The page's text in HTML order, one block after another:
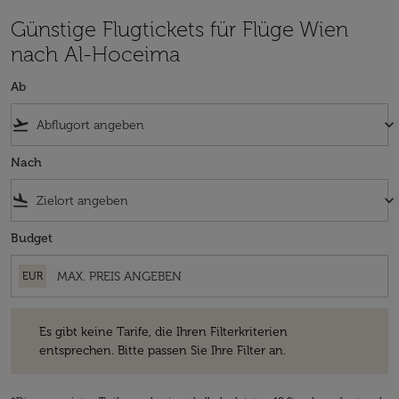
Günstige Flugtickets für Flüge Wien
nach Al-Hoceima
Ab
flight_takeoff keyboard_arrow_down
Nach
flight_land keyboard_arrow_down
Budget
EUR
Es gibt keine Tarife, die Ihren Filterkriterien
entsprechen. Bitte passen Sie Ihre Filter an.